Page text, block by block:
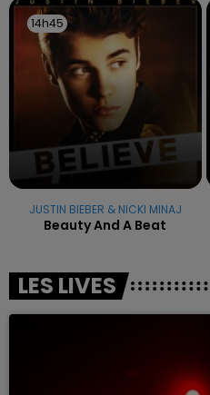
14h45
14h45
JUSTIN BIEBER & NICKI MINAJ
Beauty And A Beat
LES LIVES